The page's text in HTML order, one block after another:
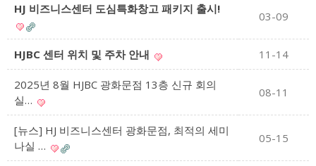
HJ 비즈니스센터 도심특화창고 패키지 출시!
03-09
HJBC 센터 위치 및 주차 안내 11-14
2025년 8월 HJBC 광화문점 13층 신규 회의
실…
08-11
[뉴스] HJ 비즈니스센터 광화문점, 최적의 세미
나실 …
05-15